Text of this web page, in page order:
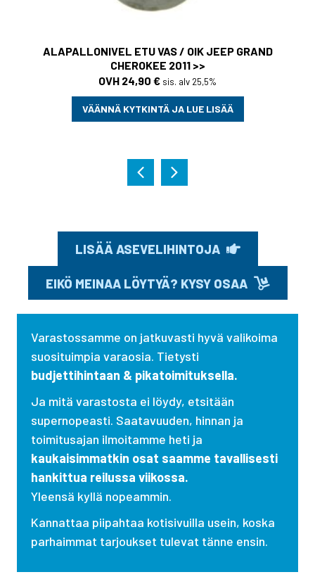
Varastossamme on jatkuvasti hyvä valikoima
suosituimpia varaosia. Tietysti
budjettihintaan & pikatoimituksella.
Ja mitä varastosta ei löydy, etsitään
supernopeasti. Saatavuuden, hinnan ja
toimitusajan ilmoitamme heti ja
kaukaisimmatkin osat saamme tavallisesti
hankittua reilussa viikossa.
Yleensä kyllä nopeammin.
Kannattaa piipahtaa kotisivuilla usein, koska
parhaimmat tarjoukset tulevat tänne ensin.
ALAPALLONIVEL ETU VAS / OIK JEEP GRAND
CHEROKEE 2011 >>
24,90 € sis. alv 25,5%
VÄÄNNÄ KYTKINTÄ JA LUE LISÄÄ
LISÄÄ ASEVELIHINTOJA
EIKÖ MEINAA LÖYTYÄ? KYSY OSAA